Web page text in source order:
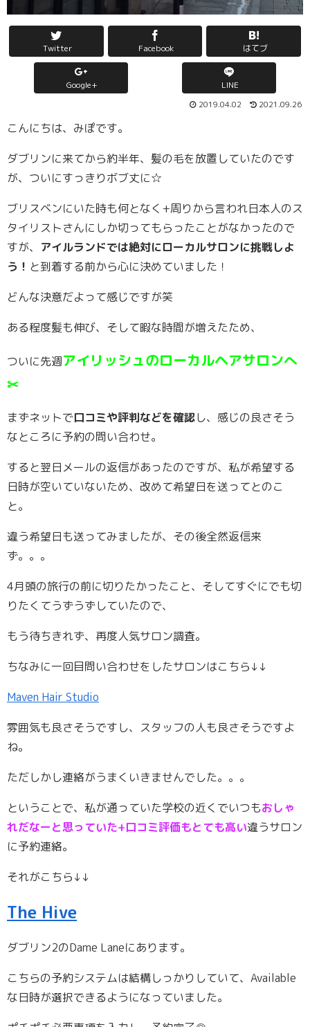
Twitter Facebook はてブ
Google+ LINE
2019.04.02 2021.09.26
こんにちは、みぽです。
ダブリンに来てから約半年、髪の毛を放置していたのです
が、ついにすっきりボブ丈に☆
ブリスベンにいた時も何となく+周りから言われ日本人のス
タイリストさんにしか切ってもらったことがなかったので
すが、 アイルランドでは絶対にローカルサロンに挑戦しよ
う！ と到着する前から心に決めていました！
どんな決意だよって感じですが笑
ある程度髪も伸び、そして暇な時間が増えたため、
ついに先週アイリッシュのローカルヘアサロンへ
✂
まずネットで口コミや評判などを確認し、感じの良さそう
なところに予約の問い合わせ。
すると翌日メールの返信があったのですが、私が希望する
日時が空いていないため、改めて希望日を送ってとのこ
と。
違う希望日も送ってみましたが、その後全然返信来
ず。。。
4月頭の旅行の前に切りたかったこと、そしてすぐにでも切
りたくてうずうずしていたので、
もう待ちきれず、再度人気サロン調査。
ちなみに一回目問い合わせをしたサロンはこちら↓↓
Maven Hair Studio
雰囲気も良さそうですし、スタッフの人も良さそうですよ
ね。
ただしかし連絡がうまくいきませんでした。。。
ということで、私が通っていた学校の近くでいつもおしゃ
れだなーと思っていた+口コミ評価もとても高い違うサロン
に予約連絡。
それがこちら↓↓
The Hive
ダブリン2のDame Laneにあります。
こちらの予約システムは結構しっかりしていて、Available
な日時が選択できるようになっていました。